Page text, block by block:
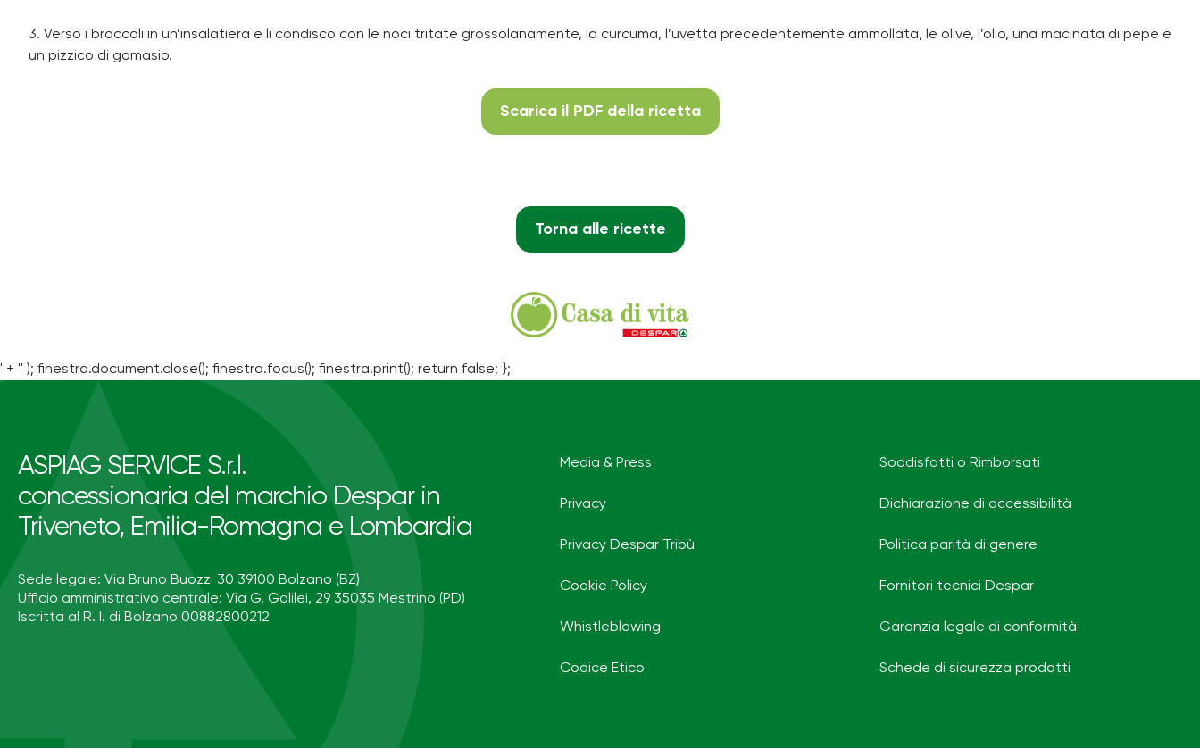
3. Verso i broccoli in un’insalatiera e li condisco con le noci tritate grossolanamente, la curcuma, l’uvetta precedentemente ammollata, le olive, l’olio, una macinata di pepe e
un pizzico di gomasio.
Scarica il PDF della ricetta
Torna alle ricette
' + '' ); finestra.document.close(); finestra.focus(); finestra.print(); return false; };
ASPIAG SERVICE S.r.l.
concessionaria del marchio Despar in
Triveneto, Emilia-Romagna e Lombardia
Sede legale: Via Bruno Buozzi 30 39100 Bolzano (BZ)
Ufficio amministrativo centrale: Via G. Galilei, 29 35035 Mestrino (PD)
Iscritta al R. I. di Bolzano 00882800212
Media & Press
Privacy
Privacy Despar Tribù
Cookie Policy
Whistleblowing
Codice Etico
Soddisfatti o Rimborsati
Dichiarazione di accessibilità
Politica parità di genere
Fornitori tecnici Despar
Garanzia legale di conformità
Schede di sicurezza prodotti